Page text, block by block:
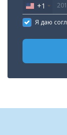
United
States
+1
+1
Я даю